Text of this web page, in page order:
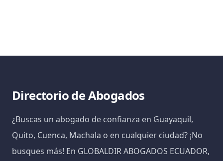
Directorio de Abogados
¿Buscas un abogado de confianza en Guayaquil,
Quito, Cuenca, Machala o en cualquier ciudad? ¡No
busques más! En GLOBALDIR ABOGADOS ECUADOR,